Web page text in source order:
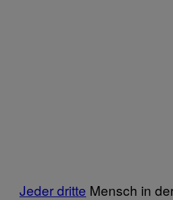
Jeder dritte Mensch in